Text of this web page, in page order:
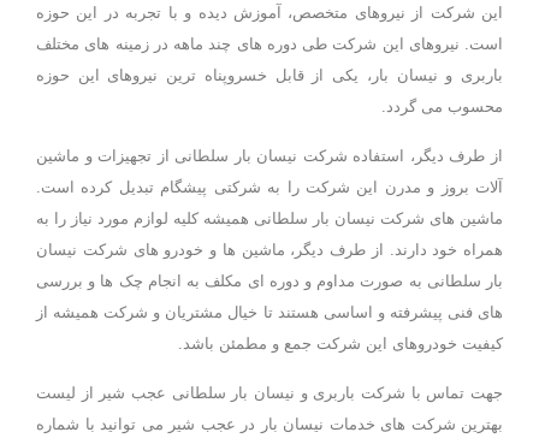
این شرکت از نیروهای متخصص، آموزش دیده و با تجربه در این حوزه
است. نیروهای این شرکت طی دوره های چند ماهه در زمینه های مختلف
باربری و نیسان بار، یکی از قابل خسروپناه ترین نیروهای این حوزه
محسوب می گردد.
از طرف دیگر، استفاده شرکت نیسان بار سلطانی از تجهیزات و ماشین
آلات بروز و مدرن این شرکت را به شرکتی پیشگام تبدیل کرده است.
ماشین های شرکت نیسان بار سلطانی همیشه کلیه لوازم مورد نیاز را به
همراه خود دارند. از طرف دیگر، ماشین ها و خودرو های شرکت نیسان
بار سلطانی به صورت مداوم و دوره ای مکلف به انجام چک ها و بررسی
های فنی پیشرفته و اساسی هستند تا خیال مشتریان و شرکت همیشه از
کیفیت خودروهای این شرکت جمع و مطمئن باشد.
جهت تماس با شرکت باربری و نیسان بار سلطانی عجب شیر از لیست
بهترین شرکت های خدمات نیسان بار در عجب شیر می توانید با شماره